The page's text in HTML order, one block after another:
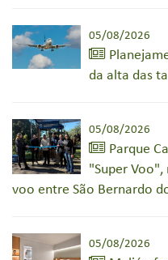
05/08/2026
da alta das
05/08/2026
Parque
"Super
voo entre São Bernardo
05/08/2026